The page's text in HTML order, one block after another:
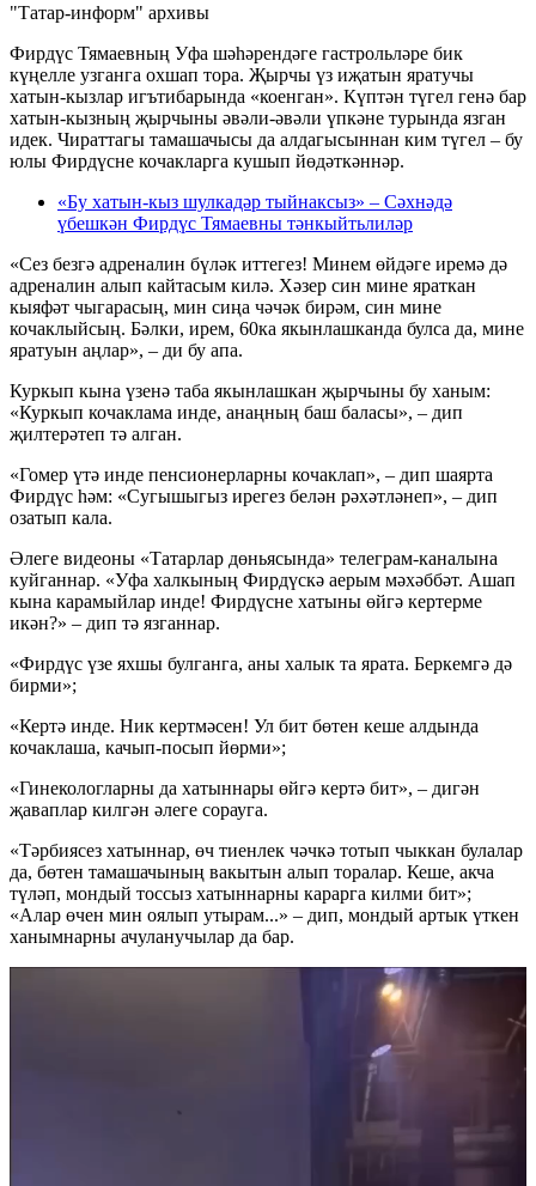
"Татар-информ" архивы
Фирдүс Тямаевның Уфа шәһәрендәге гастрольләре бик
күңелле узганга охшап тора. Җырчы үз иҗатын яратучы
хатын-кызлар игътибарында «коенган». Күптән түгел генә бар
хатын-кызның җырчыны әвәли-әвәли үпкәне турында язган
идек. Чираттагы тамашачысы да алдагысыннан ким түгел – бу
юлы Фирдүсне кочакларга кушып йөдәткәннәр.
«Бу хатын-кыз шулкадәр тыйнаксыз» – Сәхнәдә
үбешкән Фирдүс Тямаевны тәнкыйтьлиләр
«Сез безгә адреналин бүләк иттегез! Минем өйдәге иремә дә
адреналин алып кайтасым килә. Хәзер син мине яраткан
кыяфәт чыгарасың, мин сиңа чәчәк бирәм, син мине
кочаклыйсың. Бәлки, ирем, 60ка якынлашканда булса да, мине
яратуын аңлар», – ди бу апа.
Куркып кына үзенә таба якынлашкан җырчыны бу ханым:
«Куркып кочаклама инде, анаңның баш баласы», – дип
җилтерәтеп тә алган.
«Гомер үтә инде пенсионерларны кочаклап», – дип шаярта
Фирдүс һәм: «Сугышыгыз ирегез белән рәхәтләнеп», – дип
озатып кала.
Әлеге видеоны «Татарлар дөньясында» телеграм-каналына
куйганнар. «Уфа халкының Фирдүскә аерым мәхәббәт. Ашап
кына карамыйлар инде! Фирдүсне хатыны өйгә кертерме
икән?» – дип тә язганнар.
«Фирдүс үзе яхшы булганга, аны халык та ярата. Беркемгә дә
бирми»;
«Кертә инде. Ник кертмәсен! Ул бит бөтен кеше алдында
кочаклаша, качып-посып йөрми»;
«Гинекологларны да хатыннары өйгә кертә бит», – дигән
җаваплар килгән әлеге сорауга.
«Тәрбиясез хатыннар, өч тиенлек чәчкә тотып чыккан булалар
да, бөтен тамашачының вакытын алып торалар. Кеше, акча
түләп, мондый тоссыз хатыннарны карарга килми бит»;
«Алар өчен мин оялып утырам...» – дип, мондый артык үткен
ханымнарны ачуланучылар да бар.